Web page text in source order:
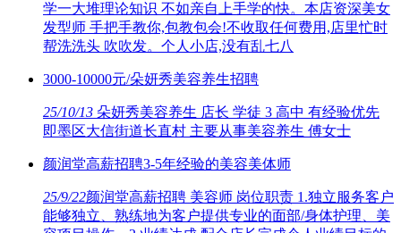
学一大堆理论知识 不如亲自上手学的快。本店资深美女
发型师 手把手教你,包教包会!不收取任何费用,店里忙时
帮洗洗头 吹吹发。个人小店,没有乱七八
3000-10000元/朵妍秀美容养生招聘
25/10/13 朵妍秀美容养生 店长 学徒 3 高中 有经验优先
即墨区大信街道长直村 主要从事美容养生 傅女士
颜润堂高薪招聘3-5年经验的美容美体师
25/9/22颜润堂高薪招聘 美容师 岗位职责 1.独立服务客户
能够独立、熟练地为客户提供专业的面部/身体护理、美